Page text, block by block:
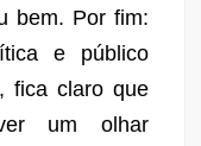
bem. Por fim:
e público
fica claro que
um olhar